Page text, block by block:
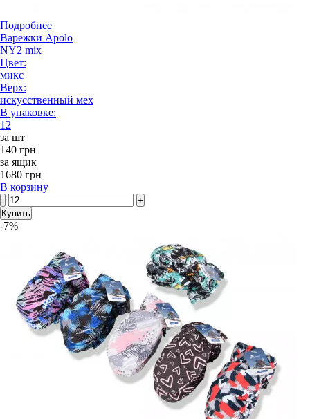
Подробнее
Варежки Apolo
NY2 mix
Цвет:
микс
Верх:
искусственный мех
В упаковке:
12
за шт
140 грн
за ящик
1680 грн
В корзину
-
+
Купить
-7%